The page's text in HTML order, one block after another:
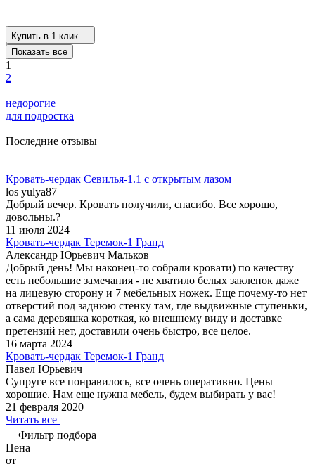
Купить в 1 клик
Показать все
1
2
недорогие
для подростка
Последние отзывы
Кровать-чердак Севилья-1.1 с открытым лазом
los yulya87
Добрый вечер. Кровать получили, спасибо. Все хорошо,
довольны.?
11 июля 2024
Кровать-чердак Теремок-1 Гранд
Александр Юрьевич Мальков
Добрый день! Мы наконец-то собрали кровати) по качеству
есть небольшие замечания - не хватило белых заклепок даже
на лицевую сторону и 7 мебельных ножек. Еще почему-то нет
отверстий под заднюю стенку там, где выдвижные ступеньки,
а сама деревяшка короткая, ко внешнему виду и доставке
претензий нет, доставили очень быстро, все целое.
16 марта 2024
Кровать-чердак Теремок-1 Гранд
Павел Юрьевич
Супруге все понравилось, все очень оперативно. Цены
хорошие. Нам еще нужна мебель, будем выбирать у вас!
21 февраля 2020
Читать все
Фильтр подбора
Цена
от